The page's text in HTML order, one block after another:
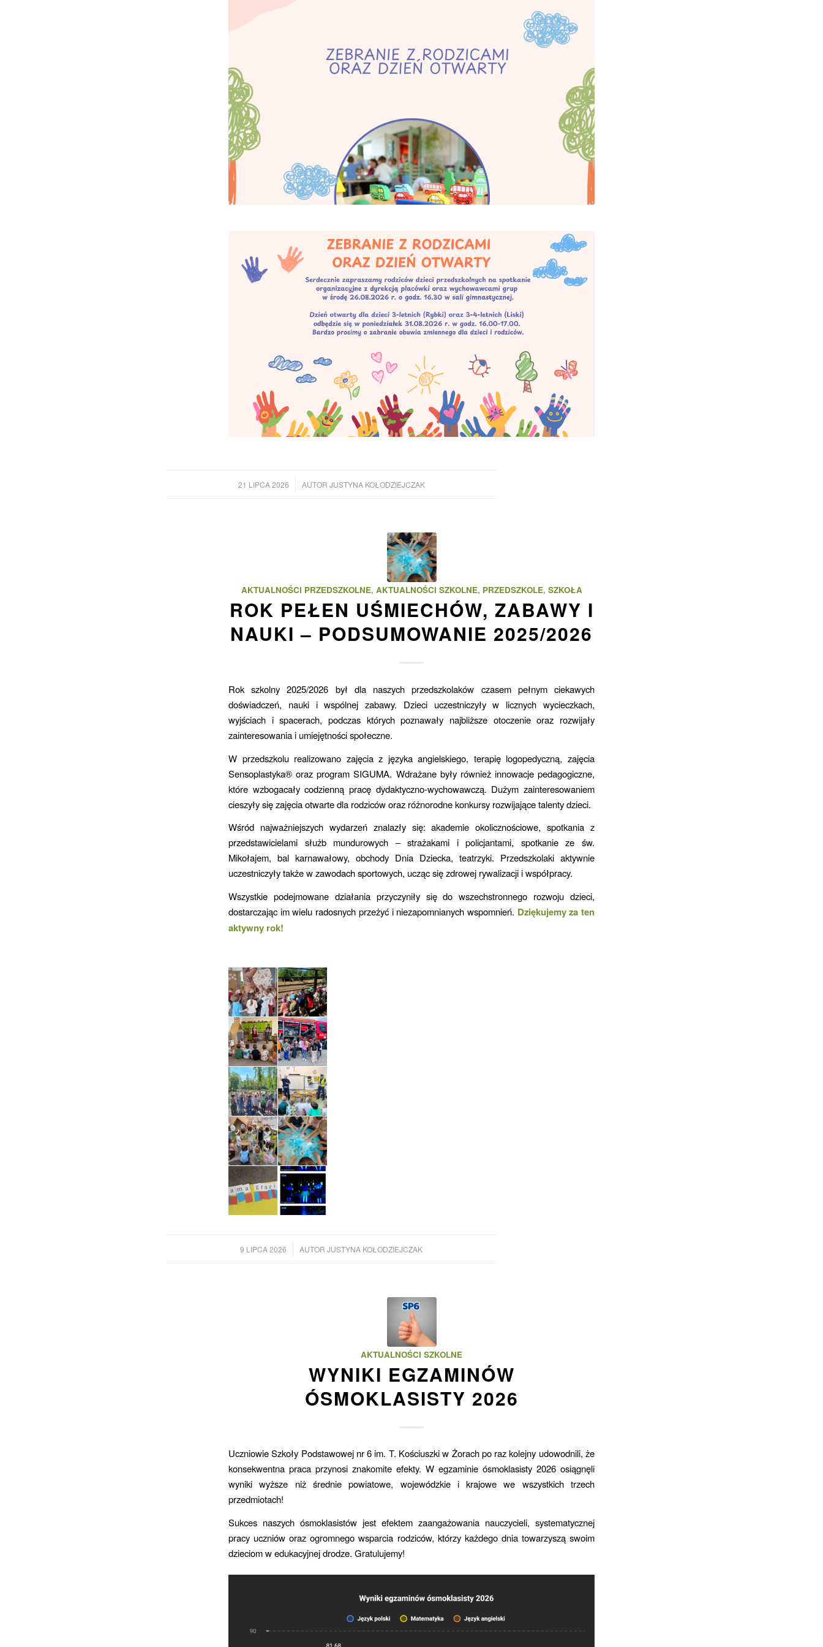
21 LIPCA 2026
/ AUTOR JUSTYNA KOŁODZIEJCZAK
AKTUALNOŚCI PRZEDSZKOLNE, AKTUALNOŚCI SZKOLNE, PRZEDSZKOLE, SZKOŁA
ROK PEŁEN UŚMIECHÓW, ZABAWY I
NAUKI – PODSUMOWANIE 2025/2026
Rok szkolny 2025/2026 był dla naszych przedszkolaków czasem pełnym ciekawych
doświadczeń, nauki i wspólnej zabawy. Dzieci uczestniczyły w licznych wycieczkach,
wyjściach i spacerach, podczas których poznawały najbliższe otoczenie oraz rozwijały
zainteresowania i umiejętności społeczne.
W przedszkolu realizowano zajęcia z języka angielskiego, terapię logopedyczną, zajęcia
Sensoplastyka® oraz program SIGUMA. Wdrażane były również innowacje pedagogiczne,
które wzbogacały codzienną pracę dydaktyczno-wychowawczą. Dużym zainteresowaniem
cieszyły się zajęcia otwarte dla rodziców oraz różnorodne konkursy rozwijające talenty dzieci.
Wśród najważniejszych wydarzeń znalazły się: akademie okolicznościowe, spotkania z
przedstawicielami służb mundurowych – strażakami i policjantami, spotkanie ze św.
Mikołajem, bal karnawałowy, obchody Dnia Dziecka, teatrzyki. Przedszkolaki aktywnie
uczestniczyły także w zawodach sportowych, ucząc się zdrowej rywalizacji i współpracy.
Wszystkie podejmowane działania przyczyniły się do wszechstronnego rozwoju dzieci,
dostarczając im wielu radosnych przeżyć i niezapomnianych wspomnień. Dziękujemy za ten
aktywny rok!
9 LIPCA 2026
/ AUTORJUSTYNA KOŁODZIEJCZAK
AKTUALNOŚCI SZKOLNE
WYNIKI EGZAMINÓW
ÓSMOKLASISTY 2026
Uczniowie Szkoły Podstawowej nr 6 im. T. Kościuszki w Żorach po raz kolejny udowodnili, że
konsekwentna praca przynosi znakomite efekty. W egzaminie ósmoklasisty 2026 osiągnęli
wyniki wyższe niż średnie powiatowe, wojewódzkie i krajowe we wszystkich trzech
przedmiotach!
Sukces naszych ósmoklasistów jest efektem zaangażowania nauczycieli, systematycznej
pracy uczniów oraz ogromnego wsparcia rodziców, którzy każdego dnia towarzyszą swoim
dzieciom w edukacyjnej drodze. Gratulujemy!